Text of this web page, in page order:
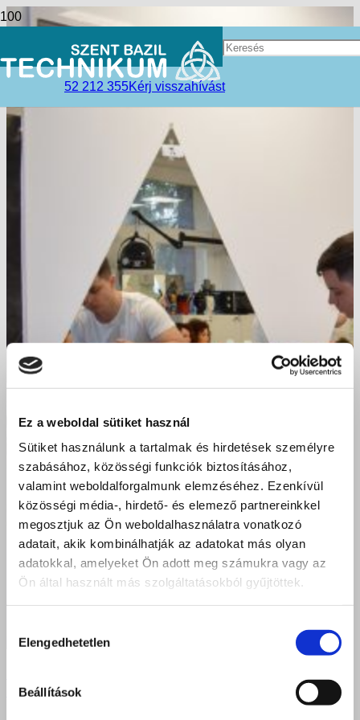
Ez a weboldal sütiket használ
Sütiket használunk a tartalmak és hirdetések személyre
szabásához, közösségi funkciók biztosításához,
valamint weboldalforgalmunk elemzéséhez. Ezenkívül
közösségi média-, hirdető- és elemező partnereinkkel
megosztjuk az Ön weboldalhasználatra vonatkozó
adatait, akik kombinálhatják az adatokat más olyan
adatokkal, amelyeket Ön adott meg számukra vagy az
Ön által használt más szolgáltatásokból gyűjtöttek.
kiválasztása
Elengedhetetlen
Beállítások
52 212 355Kérj visszahívást
Bazil végzős diákjainak!